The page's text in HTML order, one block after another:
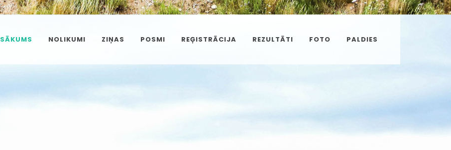
SĀKUMS NOLIKUMI ZIŅAS POSMI REĢISTRĀCIJA REZULTĀTI FOTO PALDIES